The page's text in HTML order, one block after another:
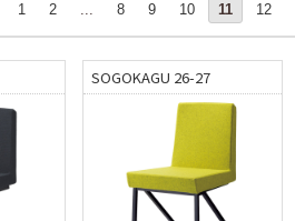
1 2 ... 8 9 10 11 12
SOGOKAGU 26-27